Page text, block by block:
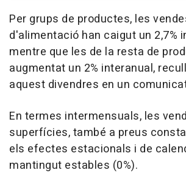
Per grups de productes, les
d'alimentació han caigut un 2,7%
mentre que les de la resta de
augmentat un 2% interanual,
aquest divendres en un
En termes intermensuals, les
superfícies, també a preus
els efectes estacionals i de
mantingut estables (0%).